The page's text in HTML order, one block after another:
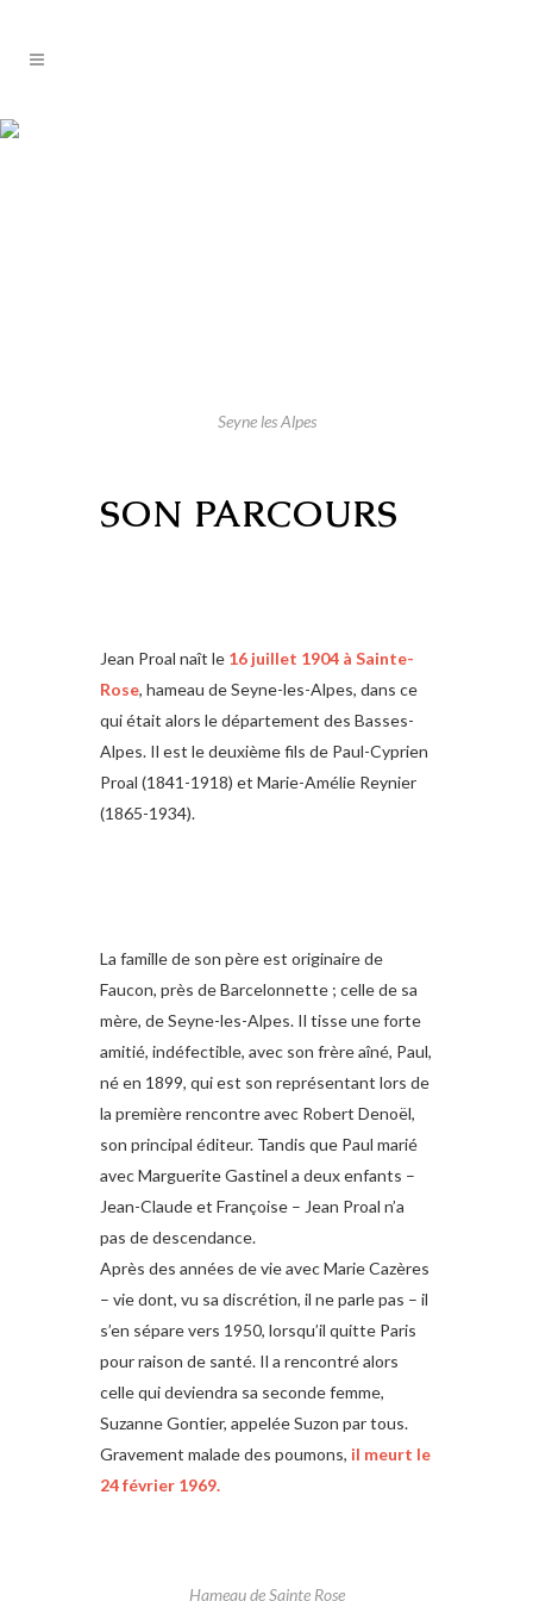
Seyne les Alpes
SON PARCOURS
Jean Proal naît le 16 juillet 1904 à Sainte-
Rose, hameau de Seyne-les-Alpes, dans ce
qui était alors le département des Basses-
Alpes. Il est le deuxième fils de Paul-Cyprien
Proal (1841-1918) et Marie-Amélie Reynier
(1865-1934).
La famille de son père est originaire de
Faucon, près de Barcelonnette ; celle de sa
mère, de Seyne-les-Alpes. Il tisse une forte
amitié, indéfectible, avec son frère aîné, Paul,
né en 1899, qui est son représentant lors de
la première rencontre avec Robert Denoël,
son principal éditeur. Tandis que Paul marié
avec Marguerite Gastinel a deux enfants –
Jean-Claude et Françoise – Jean Proal n’a
pas de descendance.
Après des années de vie avec Marie Cazères
– vie dont, vu sa discrétion, il ne parle pas – il
s’en sépare vers 1950, lorsqu’il quitte Paris
pour raison de santé. Il a rencontré alors
celle qui deviendra sa seconde femme,
Suzanne Gontier, appelée Suzon par tous.
Gravement malade des poumons, il meurt le
24 février 1969.
Hameau de Sainte Rose